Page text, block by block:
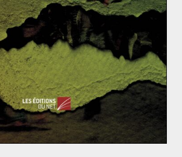
ET MOYEN-ORIENT TURQUIE
11 mai 2018 0 Comments
en Turquie, la fuite en
nenni ! Le 18 avril dernier, le
Tayyip Erdogan a annoncé la